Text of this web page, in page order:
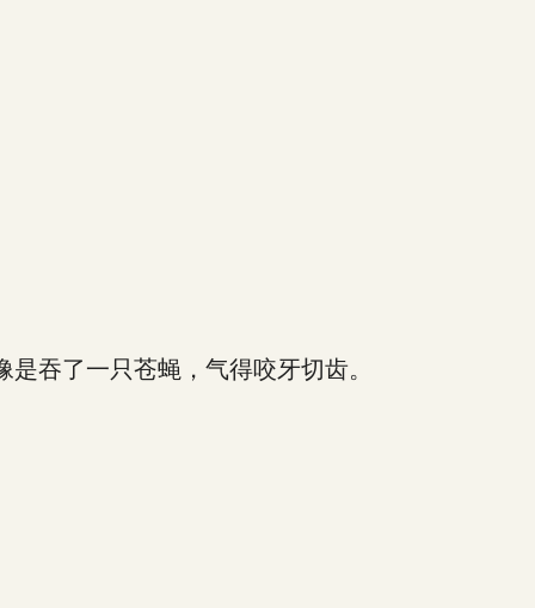
吞了一只苍蝇，气得咬牙切齿。